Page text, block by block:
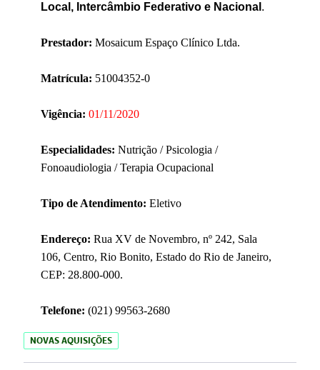
Local, Intercâmbio Federativo e Nacional .
Prestador: Mosaicum Espaço Clínico Ltda.
Matrícula: 51004352-0
Vigência: 01/11/2020
Especialidades: Nutrição / Psicologia /
Fonoaudiologia / Terapia Ocupacional
Tipo de Atendimento: Eletivo
Endereço: Rua XV de Novembro, nº 242, Sala
106, Centro, Rio Bonito, Estado do Rio de Janeiro,
CEP: 28.800-000.
Telefone: (021) 99563-2680
NOVAS AQUISIÇÕES